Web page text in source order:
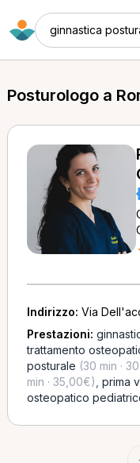
ginnastica
Posturologo a
Indirizzo: Via
Prestazioni:
trattamento
posturale (30 min ·
min · 35,00€) prima
osteopatico